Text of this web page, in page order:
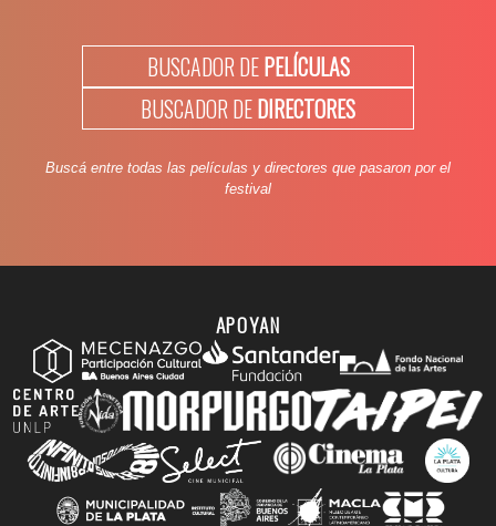
BUSCADOR DEPELÍCULAS
BUSCADOR DEDIRECTORES
Buscá entre todas las películas y directores que pasaron por el
festival
APOYAN